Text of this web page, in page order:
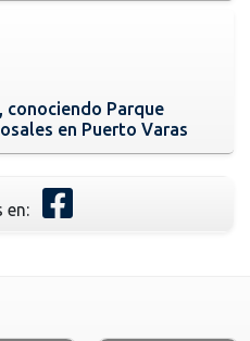
conociendo Parque
en Puerto Varas
en: